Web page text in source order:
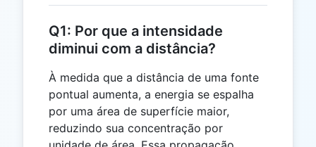
Q1: Por que a intensidade
diminui com a distância?
À medida que a distância de uma fonte
pontual aumenta, a energia se espalha
por uma área de superfície maior,
reduzindo sua concentração por